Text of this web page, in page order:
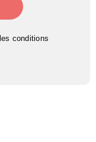
conditions